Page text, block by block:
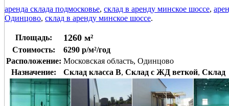
аренда склада подмосковье, склад в аренду минское шоссе,
Одинцово, склад в аренду минское шоссе.
Площадь: 1260 м²
Стоимость:
6290 р/м²/год
Расположение: Московская область, Одинцово
Назначение:
Склад класса B, Склад с ЖД веткой, Склад